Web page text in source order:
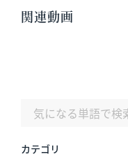
関連動画
カテゴリ